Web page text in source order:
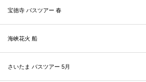
宝徳寺 バスツアー 春
海峡花火 船
さいたま バスツアー 5月